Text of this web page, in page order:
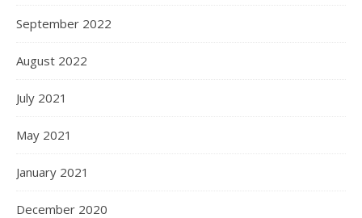
September 2022
August 2022
July 2021
May 2021
January 2021
December 2020